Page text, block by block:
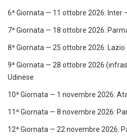
6ª Giornata — 11 ottobre 2026: Inter
7ª Giornata — 18 ottobre 2026:
8ª Giornata — 25 ottobre 2026:
9ª Giornata — 28 ottobre 2026
Udinese
10ª Giornata — 1 novembre 2026:
11ª Giornata — 8 novembre 2026:
12ª Giornata — 22 novembre 2026: